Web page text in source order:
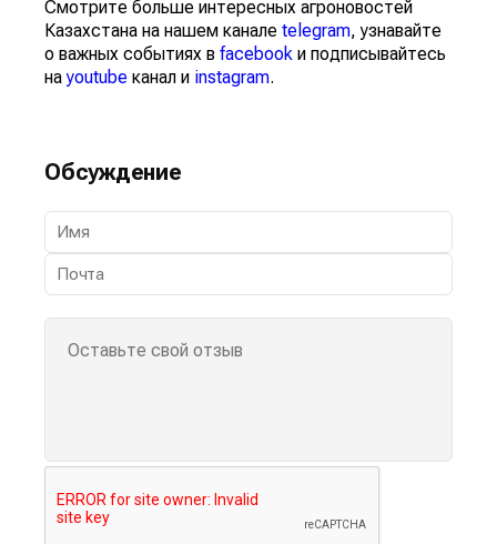
Смотрите больше интересных агроновостей
Казахстана на нашем канале telegram, узнавайте
о важных событиях в facebook и подписывайтесь
наyoutube канал и instagram.
Обсуждение